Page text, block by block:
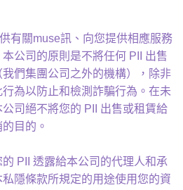
有關muse訊、向您提供相應服務
公司的原則是不將任何 PII 出售
們集團公司之外的機構），除非
為以防止和檢測詐騙行為。在未
司絕不將您的 PII 出售或租賃給
目的。
PII 透露給本公司的代理人和承
隱條款所規定的用途使用您的資